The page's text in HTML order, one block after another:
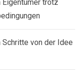
Eigentümer trotz
von der Idee